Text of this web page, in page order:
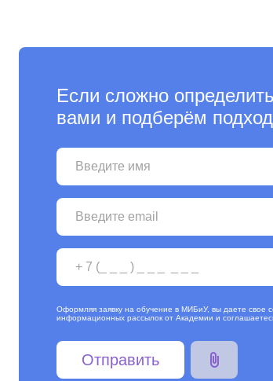
Если сложно
вами и подберём
Оформляя заявку на обучение в МИБиУ, вы даете свое
информационных рассылок от Академии и